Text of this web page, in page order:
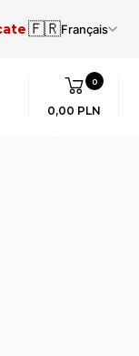
🇫🇷Français
0
0,00 PLN